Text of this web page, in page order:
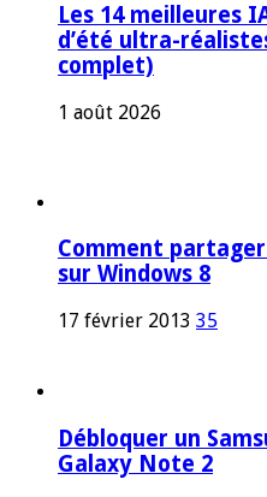
Les 14 meilleures
d’été ultra-
complet)
1 août 2026
Comment
sur Windows 8
17 février 2013 35
Débloquer un
Galaxy Note 2